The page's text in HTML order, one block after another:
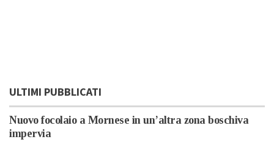
ULTIMI PUBBLICATI
Nuovo focolaio a Mornese in un’altra zona boschiva
impervia